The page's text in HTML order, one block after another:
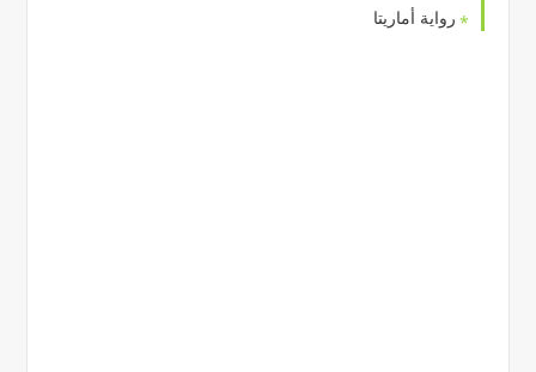
رواية أماريتا